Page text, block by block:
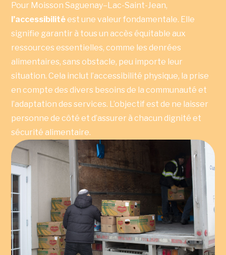
Pour Moisson Saguenay–Lac-Saint-Jean,
l’accessibilitéest une valeur fondamentale. Elle
signifie garantir à tous un accès équitable aux
ressources essentielles, comme les denrées
alimentaires, sans obstacle, peu importe leur
situation. Cela inclut l’accessibilité physique, la prise
en compte des divers besoins de la communauté et
l’adaptation des services. L’objectif est de ne laisser
personne de côté et d’assurer à chacun dignité et
sécurité alimentaire.